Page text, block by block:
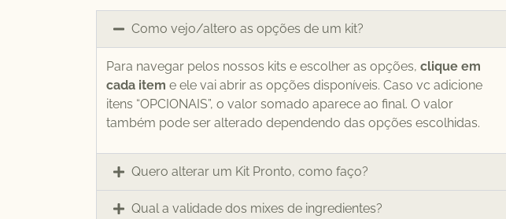
Como vejo/altero as opções de um kit?
Para navegar pelos nossos kits e escolher as opções, clique em
cada item e ele vai abrir as opções disponíveis. Caso vc adicione
itens “OPCIONAIS”, o valor somado aparece ao final. O valor
também pode ser alterado dependendo das opções escolhidas.
Quero alterar um Kit Pronto, como faço?
Qual a validade dos mixes de ingredientes?